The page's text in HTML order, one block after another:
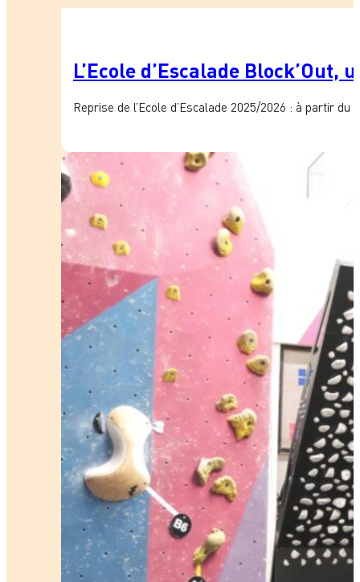
L’Ecole d’Escalade
Reprise de l’Ecole d’Escalade 2025/2026 : à partir